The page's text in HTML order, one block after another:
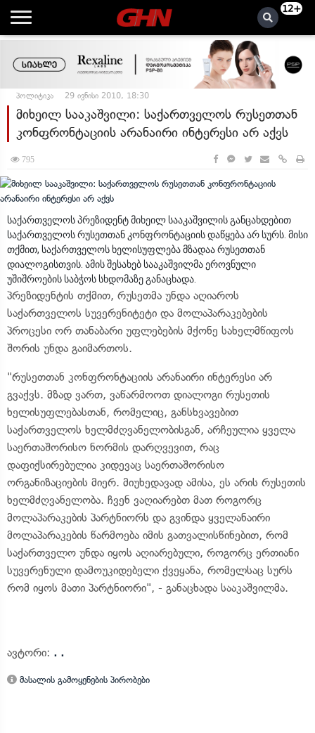
12+
პოლიტიკა 29 ივნისი 2010, 18:30
მიხეილ სააკაშვილი: საქართველოს რუსეთთან
კონფრონტაციის არანაირი ინტერესი არ აქვს
795
საქართველოს პრეზიდენტ მიხეილ სააკაშვილის განცახდებით
საქართველოს რუსეთთან კონფრონტაციის დაწყება არ სურს. მისი
თქმით, საქართველოს ხელისუფლება მზადაა რუსეთთან
დიალოგისთვის. ამის შესახებ სააკაშვილმა ეროვნული
უშიშროების საბჭოს სხდომაზე განაცხადა.
პრეზიდენტის თქმით, რუსეთმა უნდა აღიაროს
საქართველოს სუვერენიტეტი და მოლაპარაკებების
პროცესი ორ თანაბარი უფლებების მქონე სახელმწიფოს
შორის უნდა გაიმართოს.
"რუსეთთან კონფრონტაციის არანაირი ინტერესი არ
გვაქვს. მზად ვართ, ვაწარმოოთ დიალოგი რუსეთის
ხელისუფლებასთან, რომელიც, განსხვავებით
საქართველოს ხელმძღვანელობისგან, არჩეულია ყველა
საერთაშორისო ნორმის დარღვევით, რაც
დაფიქსირებულია კიდევაც საერთაშორისო
ორგანიზაციების მიერ. მიუხედავად ამისა, ეს არის რუსეთის
ხელმძღვანელობა. ჩვენ ვაღიარებთ მათ როგორც
მოლაპარაკების პარტნიორს და გვინდა ყველანაირი
მოლაპარაკების წარმოება იმის გათვალისწინებით, რომ
საქართველო უნდა იყოს აღიარებული, როგორც ერთიანი
სუვერენული დამოუკიდებელი ქვეყანა, რომელსაც სურს
რომ იყოს მათი პარტნიორი", - განაცხადა სააკაშვილმა.
ავტორი: . .
მასალის გამოყენების პირობები